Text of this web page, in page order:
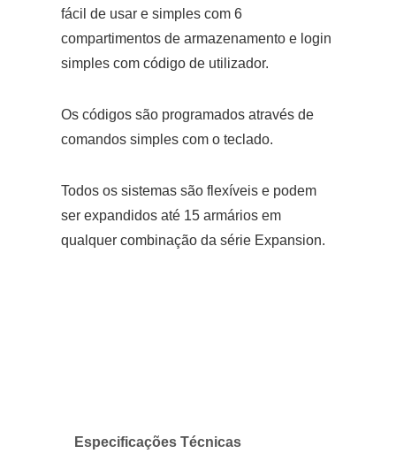
fácil de usar e simples com 6
compartimentos de armazenamento e login
simples com código de utilizador.
Os códigos são programados através de
comandos simples com o teclado.
Todos os sistemas são flexíveis e podem
ser expandidos até 15 armários em
qualquer combinação da série Expansion.
Especificações Técnicas